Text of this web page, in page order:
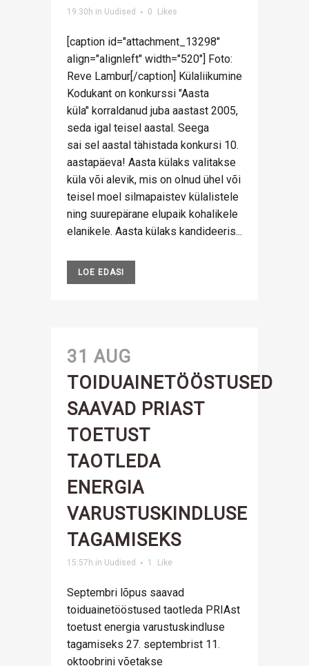
19:30h in Uudised 0 Likes
[caption id="attachment_13298"
align="alignleft" width="520"] Foto:
Reve Lambur[/caption] Külaliikumine
Kodukant on konkurssi "Aasta
küla" korraldanud juba aastast 2005,
seda igal teisel aastal. Seega
sai sel aastal tähistada konkursi 10.
aastapäeva! Aasta külaks valitakse
küla või alevik, mis on olnud ühel või
teisel moel silmapaistev külalistele
ning suurepärane elupaik kohalikele
elanikele. Aasta külaks kandideeris...
LOE EDASI
31 AUG
TOIDUAINETÖÖSTUSED
SAAVAD PRIAST
TOETUST
TAOTLEDA
ENERGIA
VARUSTUSKINDLUSE
TAGAMISEKS
15:57h in Uudised 1 Like
Septembri lõpus saavad
toiduainetööstused taotleda PRIAst
toetust energia varustuskindluse
tagamiseks 27. septembrist 11.
oktoobrini võetakse